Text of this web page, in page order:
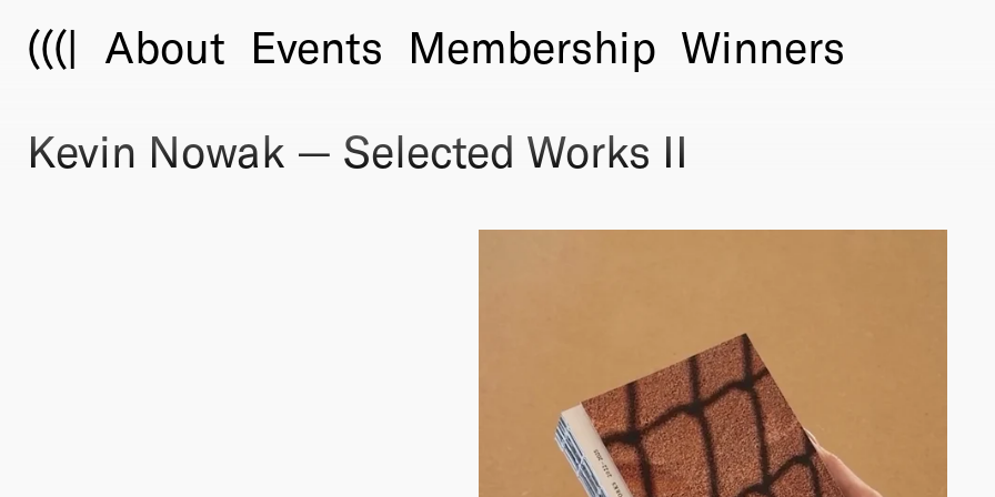
(((| About Events Membership Winners
Kevin Nowak — Selected Works II